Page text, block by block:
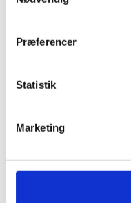
Præferencer
Statistik
Marketing